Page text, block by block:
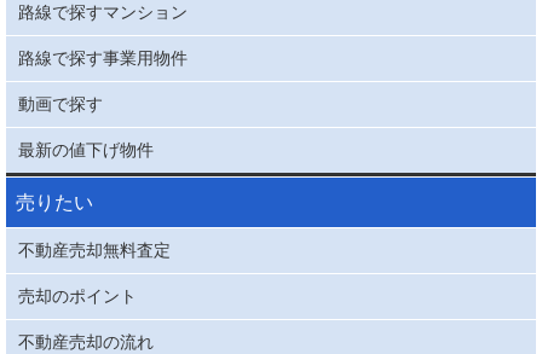
路線で探すマンション
路線で探す事業用物件
動画で探す
最新の値下げ物件
売りたい
不動産売却無料査定
売却のポイント
不動産売却の流れ